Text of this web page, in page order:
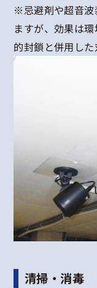
※忌避剤や超音波
ますが、効果は
的封鎖と併用した
清掃・消毒